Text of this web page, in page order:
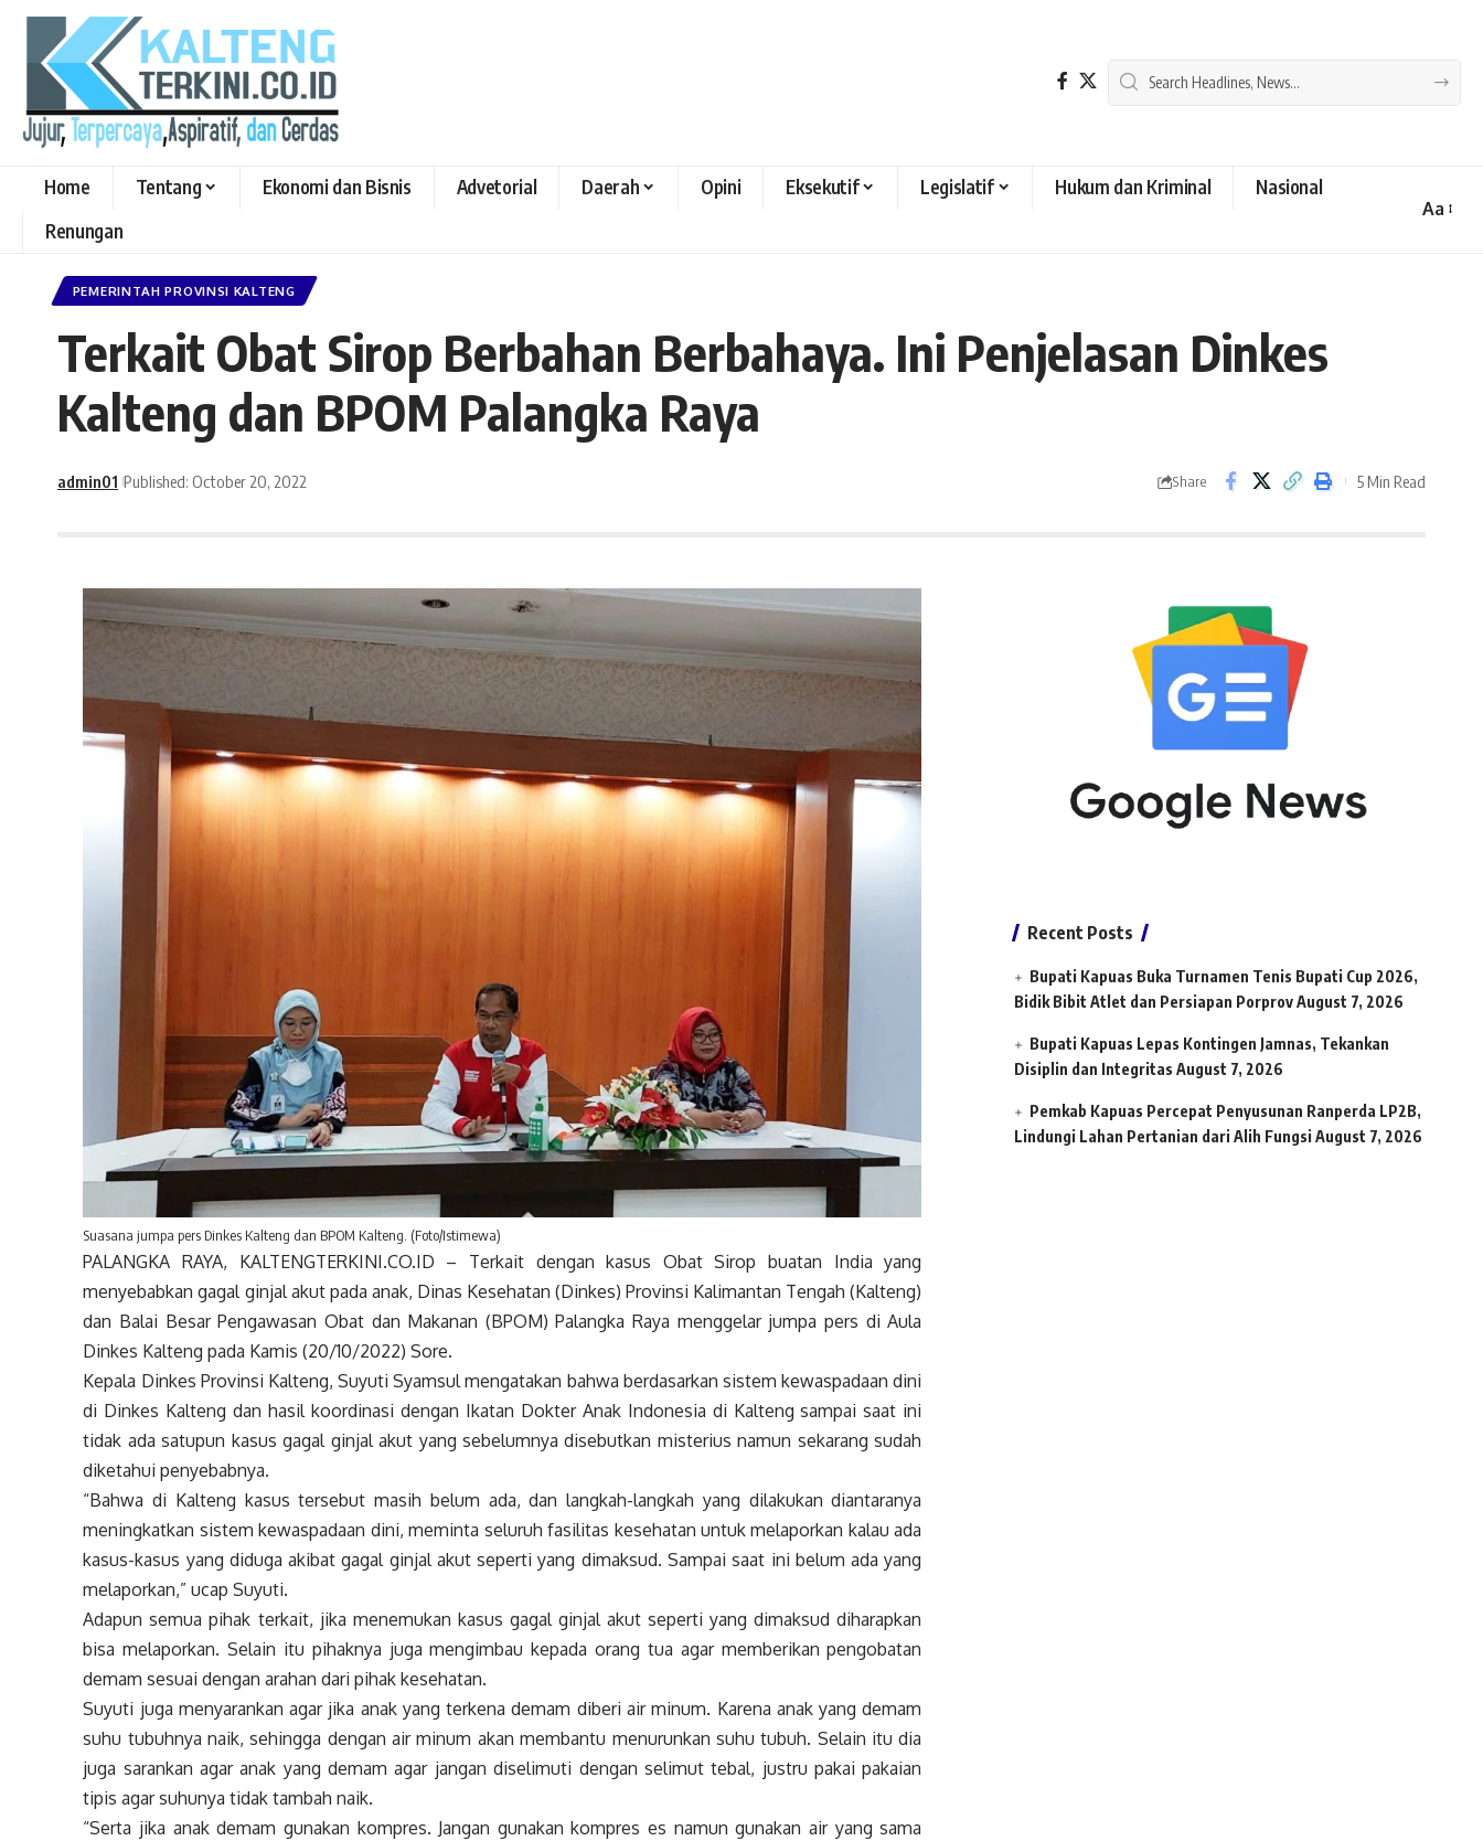
Home Tentang Ekonomi dan Bisnis Advetorial Daerah Opini Eksekutif Legislatif Hukum dan Kriminal
Nasional
Renungan
Font
Aa
PEMERINTAH PROVINSI KALTENG
Terkait Obat Sirop Berbahan Berbahaya. Ini Penjelasan Dinkes
Kalteng dan BPOM Palangka Raya
admin01 Published: October 20, 2022 Share 5 Min Read
Suasana jumpa pers Dinkes Kalteng dan BPOM Kalteng. (Foto/Istimewa)
PALANGKA RAYA, KALTENGTERKINI.CO.ID – Terkait dengan kasus Obat Sirop buatan India yang
menyebabkan gagal ginjal akut pada anak, Dinas Kesehatan (Dinkes) Provinsi Kalimantan Tengah (Kalteng)
dan Balai Besar Pengawasan Obat dan Makanan (BPOM) Palangka Raya menggelar jumpa pers di Aula
Dinkes Kalteng pada Kamis (20/10/2022) Sore.
Kepala Dinkes Provinsi Kalteng, Suyuti Syamsul mengatakan bahwa berdasarkan sistem kewaspadaan dini
di Dinkes Kalteng dan hasil koordinasi dengan Ikatan Dokter Anak Indonesia di Kalteng sampai saat ini
tidak ada satupun kasus gagal ginjal akut yang sebelumnya disebutkan misterius namun sekarang sudah
diketahui penyebabnya.
“Bahwa di Kalteng kasus tersebut masih belum ada, dan langkah-langkah yang dilakukan diantaranya
meningkatkan sistem kewaspadaan dini, meminta seluruh fasilitas kesehatan untuk melaporkan kalau ada
kasus-kasus yang diduga akibat gagal ginjal akut seperti yang dimaksud. Sampai saat ini belum ada yang
melaporkan,” ucap Suyuti.
Adapun semua pihak terkait, jika menemukan kasus gagal ginjal akut seperti yang dimaksud diharapkan
bisa melaporkan. Selain itu pihaknya juga mengimbau kepada orang tua agar memberikan pengobatan
demam sesuai dengan arahan dari pihak kesehatan.
Suyuti juga menyarankan agar jika anak yang terkena demam diberi air minum. Karena anak yang demam
suhu tubuhnya naik, sehingga dengan air minum akan membantu menurunkan suhu tubuh. Selain itu dia
juga sarankan agar anak yang demam agar jangan diselimuti dengan selimut tebal, justru pakai pakaian
tipis agar suhunya tidak tambah naik.
“Serta jika anak demam gunakan kompres. Jangan gunakan kompres es namun gunakan air yang sama
Recent Posts
Bupati Kapuas Buka Turnamen Tenis Bupati Cup 2026,
Bidik Bibit Atlet dan Persiapan PorprovAugust 7, 2026
Bupati Kapuas Lepas Kontingen Jamnas, Tekankan
Disiplin dan Integritas August 7, 2026
Pemkab Kapuas Percepat Penyusunan Ranperda LP2B,
Lindungi Lahan Pertanian dari Alih Fungsi August 7, 2026